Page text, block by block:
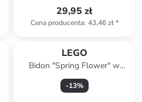
29,95 zł
Cena producenta: 43,46 zł*
LEGO
Bidon "Spring Flower" w
kolorze biało-żółto-
czerwonym - 560 ml
-13%